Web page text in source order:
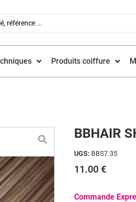
Produits coiffure
BBHAIR
UGS: BBS7.35
11.00 €
Commande